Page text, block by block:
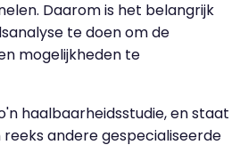
Daarom is het belangrijk
te doen om de
mogelijkheden te
haalbaarheidsstudie, en staat
andere gespecialiseerde